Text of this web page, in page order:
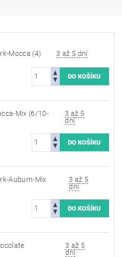
Mocca (4) 3 až 5 dní
Mix (6/10-
3 až 5
dní
Auburn-Mix
3 až 5
dní
3 až 5
dní